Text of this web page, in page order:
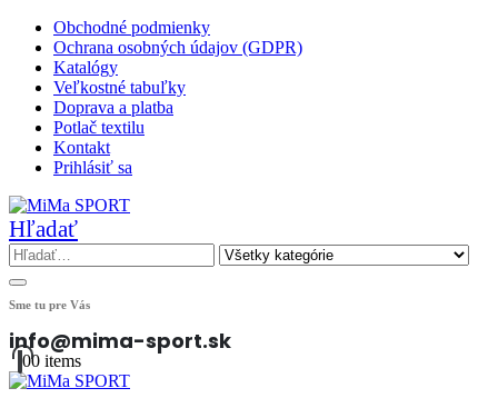
Obchodné podmienky
Ochrana osobných údajov (GDPR)
Katalógy
Veľkostné tabuľky
Doprava a platba
Potlač textilu
Kontakt
Prihlásiť sa
Hľadať
Sme tu pre Vás
info@mima-sport.sk
00 items